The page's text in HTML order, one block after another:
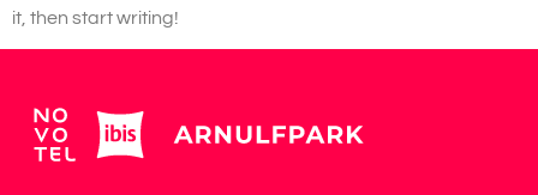
it, then start writing!